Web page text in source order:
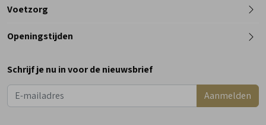
Telefoon
Voetzorg
Openingstijden
Dinsdag
Woensdag
9:00 - 18:00
Schrijf je nu in voor de nieuwsbrief
Aanmelden